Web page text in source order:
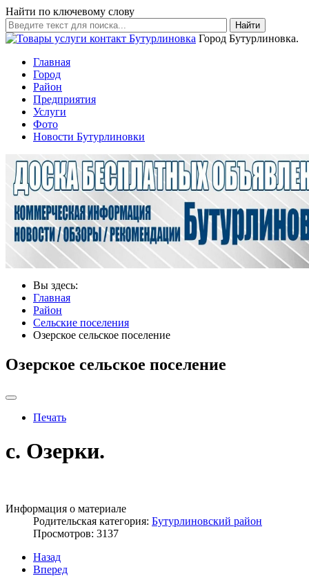
Найти по ключевому слову
Найти
Город Бутурлиновка.
Главная
Город
Район
Предприятия
Услуги
Фото
Новости Бутурлиновки
Вы здесь:
Главная
Район
Сельские поселения
Озерское сельское поселение
Озерское сельское поселение
Печать
c. Озерки.
Информация о материале
Родительская категория: Бутурлиновский район
Просмотров: 3137
Назад
Вперед